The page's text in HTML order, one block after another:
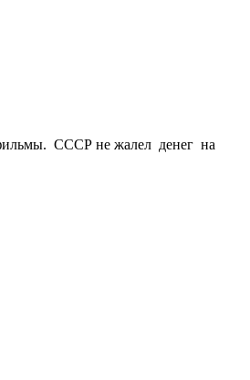
фильмы. СССР не жалел денег на